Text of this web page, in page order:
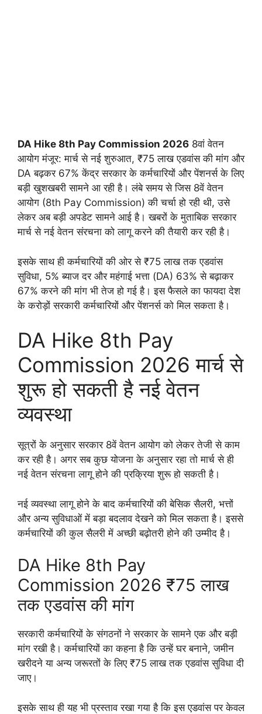
DA Hike 8th Pay Commission 2026 8वां वेतन
आयोग मंजूर: मार्च से नई शुरुआत, ₹75 लाख एडवांस की मांग और
DA बढ़कर 67% केंद्र सरकार के कर्मचारियों और पेंशनर्स के लिए
बड़ी खुशखबरी सामने आ रही है। लंबे समय से जिस 8वें वेतन
आयोग (8th Pay Commission) की चर्चा हो रही थी, उसे
लेकर अब बड़ी अपडेट सामने आई है। खबरों के मुताबिक सरकार
मार्च से नई वेतन संरचना को लागू करने की तैयारी कर रही है।
इसके साथ ही कर्मचारियों की ओर से ₹75 लाख तक एडवांस
सुविधा, 5% ब्याज दर और महंगाई भत्ता (DA) 63% से बढ़ाकर
67% करने की मांग भी तेज हो गई है। इस फैसले का फायदा देश
के करोड़ों सरकारी कर्मचारियों और पेंशनर्स को मिल सकता है।
DA Hike 8th Pay
Commission 2026 मार्च से
शुरू हो सकती है नई वेतन
व्यवस्था
सूत्रों के अनुसार सरकार 8वें वेतन आयोग को लेकर तेजी से काम
कर रही है। अगर सब कुछ योजना के अनुसार रहा तो मार्च से ही
नई वेतन संरचना लागू होने की प्रक्रिया शुरू हो सकती है।
नई व्यवस्था लागू होने के बाद कर्मचारियों की बेसिक सैलरी, भत्तों
और अन्य सुविधाओं में बड़ा बदलाव देखने को मिल सकता है। इससे
कर्मचारियों की कुल सैलरी में अच्छी बढ़ोतरी होने की उम्मीद है।
DA Hike 8th Pay
Commission 2026 ₹75 लाख
तक एडवांस की मांग
सरकारी कर्मचारियों के संगठनों ने सरकार के सामने एक और बड़ी
मांग रखी है। कर्मचारियों का कहना है कि उन्हें घर बनाने, जमीन
खरीदने या अन्य जरूरतों के लिए ₹75 लाख तक एडवांस सुविधा दी
जाए।
इसके साथ ही यह भी प्रस्ताव रखा गया है कि इस एडवांस पर केवल